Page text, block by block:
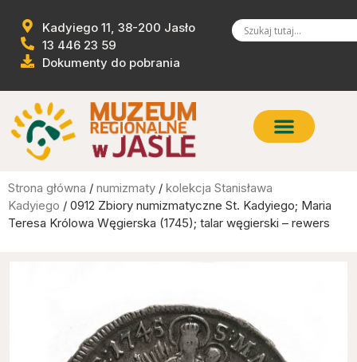
Kadyiego 11, 38-200 Jasło
13 446 23 59
Dokumenty do pobrania
Strona główna / numizmaty / kolekcja Stanisława
Kadyiego / 0912 Zbiory numizmatyczne St. Kadyiego; Maria
Teresa Królowa Węgierska (1745); talar węgierski – rewers